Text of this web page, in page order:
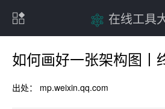
在线工具
如何画好一张架构图丨
出处： mp.weixin.qq.com